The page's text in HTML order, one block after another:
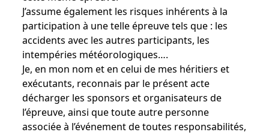
J’assume également les risques inhérents à la
participation à une telle épreuve tels que : les
accidents avec les autres participants, les
intempéries météorologiques….
Je, en mon nom et en celui de mes héritiers et
exécutants, reconnais par le présent acte
décharger les sponsors et organisateurs de
l’épreuve, ainsi que toute autre personne
associée à l’événement de toutes responsabilités,